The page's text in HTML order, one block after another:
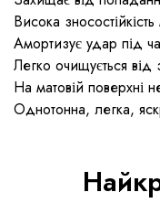
Висока
Амортизує удар під
Легко очищується від
На матовій поверхні
Однотонна, легка,